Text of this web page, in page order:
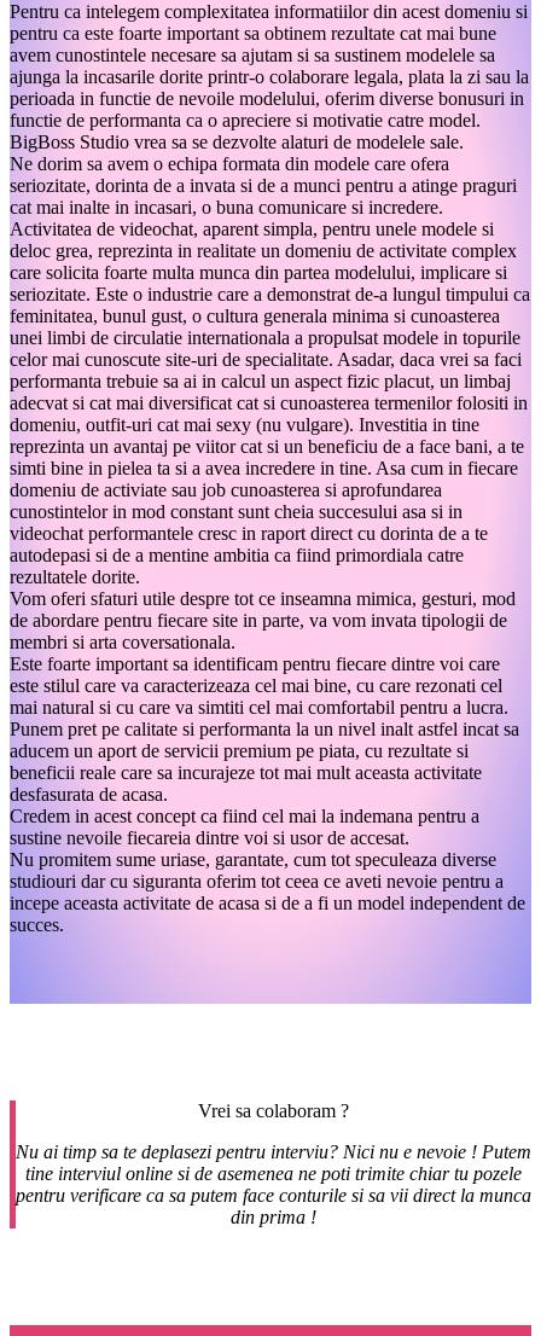
Pentru ca intelegem complexitatea informatiilor din acest domeniu si
pentru ca este foarte important sa obtinem rezultate cat mai bune
avem cunostintele necesare sa ajutam si sa sustinem modelele sa
ajunga la incasarile dorite printr-o colaborare legala, plata la zi sau la
perioada in functie de nevoile modelului, oferim diverse bonusuri in
functie de performanta ca o apreciere si motivatie catre model.
BigBoss Studio vrea sa se dezvolte alaturi de modelele sale.
Ne dorim sa avem o echipa formata din modele care ofera
seriozitate, dorinta de a invata si de a munci pentru a atinge praguri
cat mai inalte in incasari, o buna comunicare si incredere.
Activitatea de videochat, aparent simpla, pentru unele modele si
deloc grea, reprezinta in realitate un domeniu de activitate complex
care solicita foarte multa munca din partea modelului, implicare si
seriozitate. Este o industrie care a demonstrat de-a lungul timpului ca
feminitatea, bunul gust, o cultura generala minima si cunoasterea
unei limbi de circulatie internationala a propulsat modele in topurile
celor mai cunoscute site-uri de specialitate. Asadar, daca vrei sa faci
performanta trebuie sa ai in calcul un aspect fizic placut, un limbaj
adecvat si cat mai diversificat cat si cunoasterea termenilor folositi in
domeniu, outfit-uri cat mai sexy (nu vulgare). Investitia in tine
reprezinta un avantaj pe viitor cat si un beneficiu de a face bani, a te
simti bine in pielea ta si a avea incredere in tine. Asa cum in fiecare
domeniu de activiate sau job cunoasterea si aprofundarea
cunostintelor in mod constant sunt cheia succesului asa si in
videochat performantele cresc in raport direct cu dorinta de a te
autodepasi si de a mentine ambitia ca fiind primordiala catre
rezultatele dorite.
Vom oferi sfaturi utile despre tot ce inseamna mimica, gesturi, mod
de abordare pentru fiecare site in parte, va vom invata tipologii de
membri si arta coversationala.
Este foarte important sa identificam pentru fiecare dintre voi care
este stilul care va caracterizeaza cel mai bine, cu care rezonati cel
mai natural si cu care va simtiti cel mai comfortabil pentru a lucra.
Punem pret pe calitate si performanta la un nivel inalt astfel incat sa
aducem un aport de servicii premium pe piata, cu rezultate si
beneficii reale care sa incurajeze tot mai mult aceasta activitate
desfasurata de acasa.
Credem in acest concept ca fiind cel mai la indemana pentru a
sustine nevoile fiecareia dintre voi si usor de accesat.
Nu promitem sume uriase, garantate, cum tot speculeaza diverse
studiouri dar cu siguranta oferim tot ceea ce aveti nevoie pentru a
incepe aceasta activitate de acasa si de a fi un model independent de
succes.
Vrei sa colaboram ?
Nu ai timp sa te deplasezi pentru interviu? Nici nu e nevoie ! Putem
tine interviul online si de asemenea ne poti trimite chiar tu pozele
pentru verificare ca sa putem face conturile si sa vii direct la munca
din prima !